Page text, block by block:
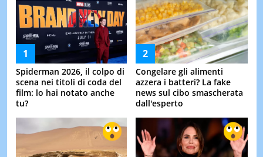
Spiderman 2026, il colpo di
scena nei titoli di coda del
film: lo hai notato anche
tu?
Congelare gli alimenti
azzera i batteri? La fake
news sul cibo smascherata
dall'esperto